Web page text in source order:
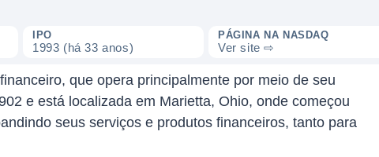
IPO
1993 (há 33 anos)
PÁGINA NA NASDAQ
Ver site ⇨
que opera principalmente por meio de seu
e está localizada em Marietta, Ohio, onde começou
seus serviços e produtos financeiros, tanto para